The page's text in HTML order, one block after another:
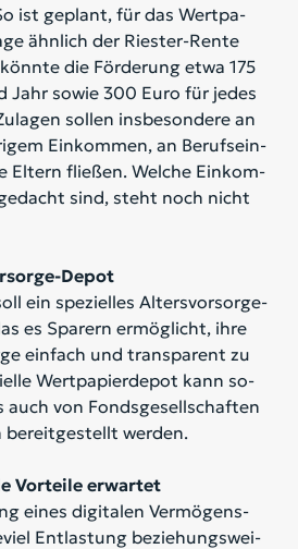
ist ge­plant, für das Wert­pa­
ähn­lich der Ries­ter-Ren­te
die För­de­rung etwa 175
Jahr so­wie 300 Euro für je­des
sol­len ins­be­son­de­re an
Ein­kom­men, an Be­rufs­ein­
El­tern flie­ßen. Wel­che Ein­kom­
sind, steht noch nicht
Depot
ein spe­zi­el­les Al­ters­vor­sor­ge-
es Spa­rern er­mög­licht, ihre
ein­fach und trans­pa­rent zu
Wert­pa­pier­de­pot kann so­
auch von Fonds­ge­sell­schaf­ten
be­reit­ge­stellt wer­den.
Vorteile erwartet
ei­nes di­gi­ta­len Ver­mö­gens­
Ent­las­tung be­zie­hungs­wei­